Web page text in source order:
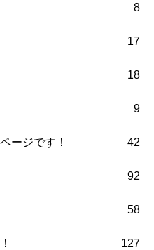
8
17
18
9
ージです！ 42
92
58
127